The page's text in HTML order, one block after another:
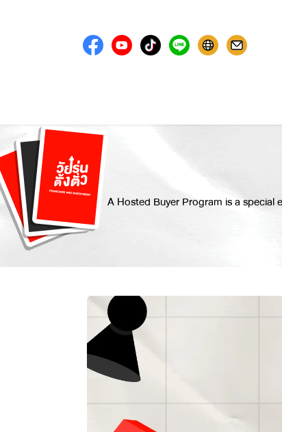
A Hosted Buyer Program is a special